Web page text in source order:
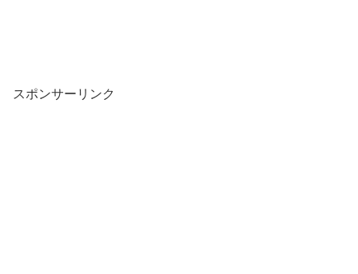
スポンサーリンク